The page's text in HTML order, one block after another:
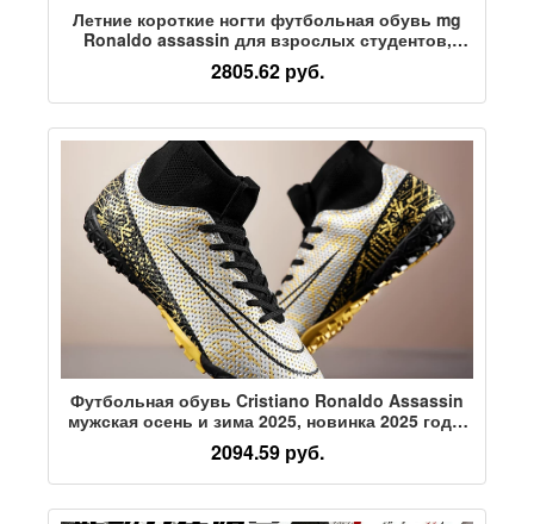
Летние короткие ногти футбольная обувь mg
Ronaldo assassin для взрослых студентов,
длинные ногти, сломанные ногти, детская
дышащая тренировочная обувь TF Falcon
2805.62 руб.
Футбольная обувь Cristiano Ronaldo Assassin
мужская осень и зима 2025, новинка 2025 года,
tf broken nails, fg, длинные ногти, для
взрослых, для молодежи, для мальчиков
2094.59 руб.